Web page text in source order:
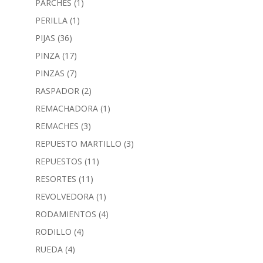
PARCHES (1)
PERILLA (1)
PIJAS (36)
PINZA (17)
PINZAS (7)
RASPADOR (2)
REMACHADORA (1)
REMACHES (3)
REPUESTO MARTILLO (3)
REPUESTOS (11)
RESORTES (11)
REVOLVEDORA (1)
RODAMIENTOS (4)
RODILLO (4)
RUEDA (4)